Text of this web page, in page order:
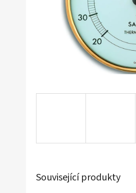
Související produkty